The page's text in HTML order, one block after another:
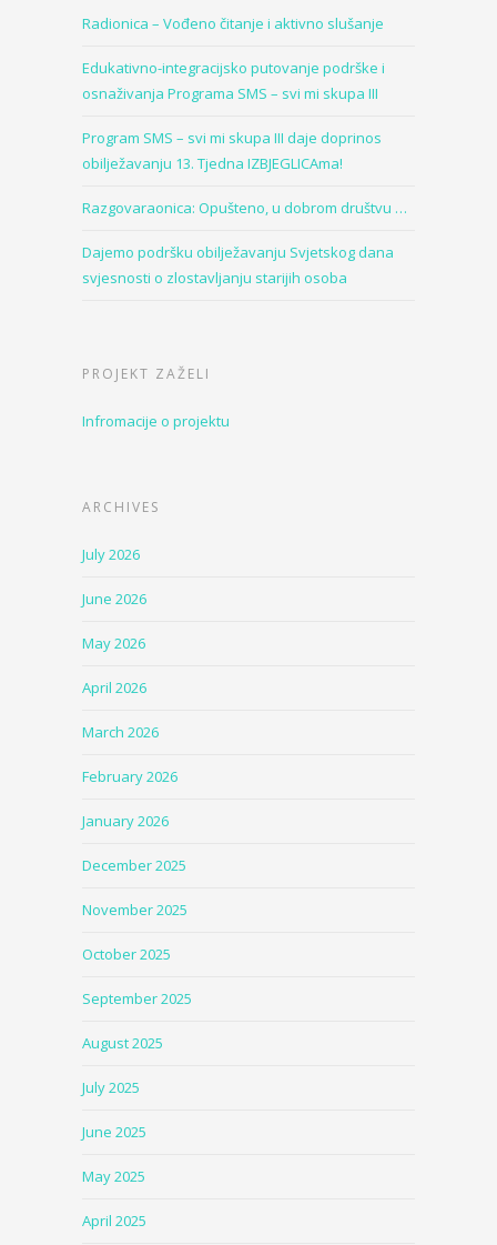
Radionica – Vođeno čitanje i aktivno slušanje
Edukativno-integracijsko putovanje podrške i
osnaživanja Programa SMS – svi mi skupa III
Program SMS – svi mi skupa III daje doprinos
obilježavanju 13. Tjedna IZBJEGLICAma!
Razgovaraonica: Opušteno, u dobrom društvu …
Dajemo podršku obilježavanju Svjetskog dana
svjesnosti o zlostavljanju starijih osoba
PROJEKT ZAŽELI
Infromacije o projektu
ARCHIVES
July 2026
June 2026
May 2026
April 2026
March 2026
February 2026
January 2026
December 2025
November 2025
October 2025
September 2025
August 2025
July 2025
June 2025
May 2025
April 2025